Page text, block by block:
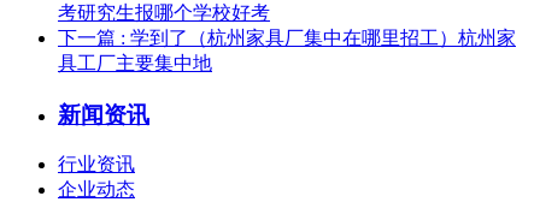
考研究生报哪个学校好考
下一篇 : 学到了（杭州家具厂集中在哪里招工）杭州家
具工厂主要集中地
新闻资讯
行业资讯
企业动态